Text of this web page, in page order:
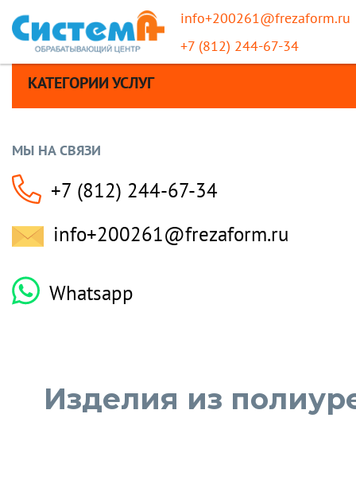
info+200261@frezaform.ru
+7 (812) 244-67-34
КАТЕГОРИИ УСЛУГ
МЫ НА СВЯЗИ
+7 (812) 244-67-34
info+200261@frezaform.ru
Whatsapp
Изделия из